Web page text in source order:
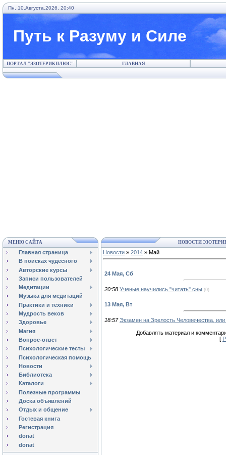
Пн, 10.Августа.2026, 20:40
Путь к Разуму и Силе
ПОРТАЛ "ЭЗОТЕРИКПЛЮС" ГЛАВНАЯ
МЕНЮ САЙТА
Главная страница
В поисках чудесного
Авторские курсы
Записи пользователей
Медитации
Музыка для медитаций
Практики и техники
Мудрость веков
Здоровье
Магия
Вопрос-ответ
Психологические тесты
Психологическая помощь
Новости
Библиотека
Каталоги
Полезные программы
Доска объявлений
Отдых и общение
Гостевая книга
Регистрация
donat
donat
НОВОСТИ
Новости » 2014 » Май
24 Мая, Сб
20:58 Ученые научились "читать" сны (0)
13 Мая, Вт
18:57 Экзамен на Зрелость Человечества,
Добавлять материал и
[